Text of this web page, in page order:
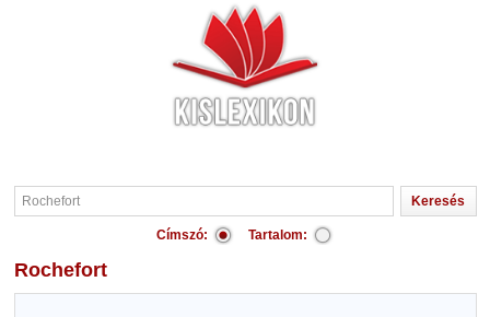
Címszó: Tartalom:
Rochefort